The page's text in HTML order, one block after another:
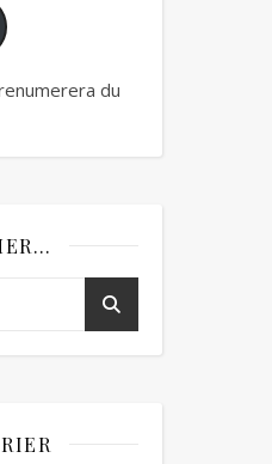
du